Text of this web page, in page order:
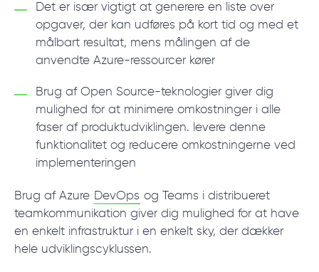
Det er især vigtigt at generere en liste over
opgaver, der kan udføres på kort tid og med et
målbart resultat, mens målingen af de
anvendte Azure-ressourcer kører
Brug af Open Source-teknologier giver dig
mulighed for at minimere omkostninger i alle
faser af produktudviklingen. levere denne
funktionalitet og reducere omkostningerne ved
implementeringen
Brug af Azure DevOps og Teams i distribueret
teamkommunikation giver dig mulighed for at have
en enkelt infrastruktur i en enkelt sky, der dækker
hele udviklingscyklussen.